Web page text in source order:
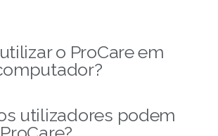
o ProCare em
utilizadores podem